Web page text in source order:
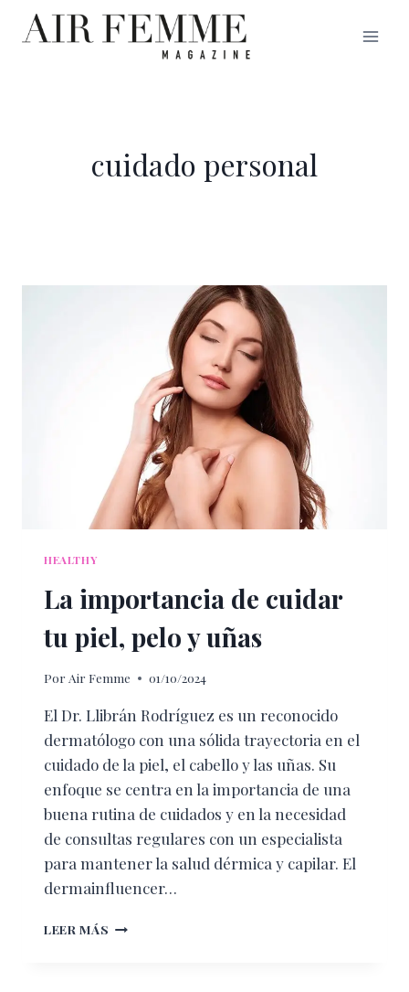
Saltar
cuidado personal
HEALTHY
La importancia de cuidar
tu piel, pelo y uñas
Por Air Femme 01/10/2024
El Dr. Llibrán Rodríguez es un reconocido
dermatólogo con una sólida trayectoria en el
cuidado de la piel, el cabello y las uñas. Su
enfoque se centra en la importancia de una
buena rutina de cuidados y en la necesidad
de consultas regulares con un especialista
para mantener la salud dérmica y capilar. El
dermainfluencer…
LEER MÁS LA